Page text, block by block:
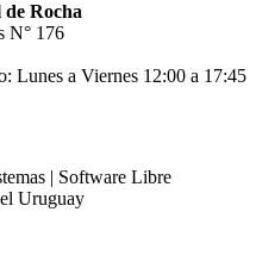
Rocha
N° 176
Lunes a Viernes 12:00 a 17:45
| Software Libre
Uruguay